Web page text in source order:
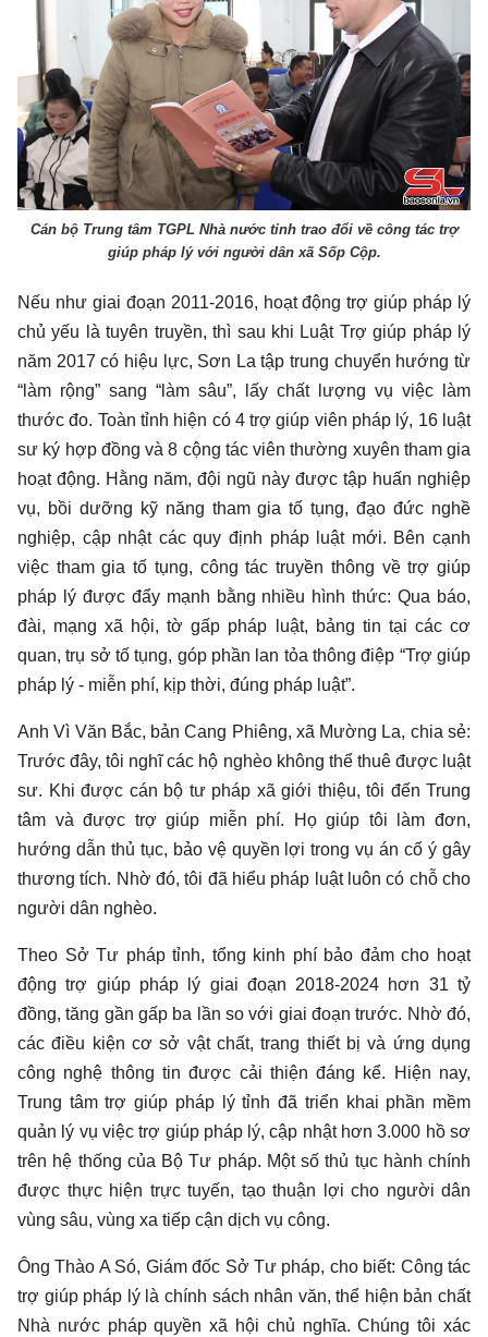
Cán bộ Trung tâm TGPL Nhà nước tỉnh trao đổi về công tác trợ
giúp pháp lý với người dân xã Sốp Cộp.
Nếu như giai đoạn 2011-2016, hoạt động trợ giúp pháp lý
chủ yếu là tuyên truyền, thì sau khi Luật Trợ giúp pháp lý
năm 2017 có hiệu lực, Sơn La tập trung chuyển hướng từ
“làm rộng” sang “làm sâu”, lấy chất lượng vụ việc làm
thước đo. Toàn tỉnh hiện có 4 trợ giúp viên pháp lý, 16 luật
sư ký hợp đồng và 8 cộng tác viên thường xuyên tham gia
hoạt động. Hằng năm, đội ngũ này được tập huấn nghiệp
vụ, bồi dưỡng kỹ năng tham gia tố tụng, đạo đức nghề
nghiệp, cập nhật các quy định pháp luật mới. Bên cạnh
việc tham gia tố tụng, công tác truyền thông về trợ giúp
pháp lý được đẩy mạnh bằng nhiều hình thức: Qua báo,
đài, mạng xã hội, tờ gấp pháp luật, bảng tin tại các cơ
quan, trụ sở tố tụng, góp phần lan tỏa thông điệp “Trợ giúp
pháp lý - miễn phí, kịp thời, đúng pháp luật”.
Anh Vì Văn Bắc, bản Cang Phiêng, xã Mường La, chia sẻ:
Trước đây, tôi nghĩ các hộ nghèo không thể thuê được luật
sư. Khi được cán bộ tư pháp xã giới thiệu, tôi đến Trung
tâm và được trợ giúp miễn phí. Họ giúp tôi làm đơn,
hướng dẫn thủ tục, bảo vệ quyền lợi trong vụ án cố ý gây
thương tích. Nhờ đó, tôi đã hiểu pháp luật luôn có chỗ cho
người dân nghèo.
Theo Sở Tư pháp tỉnh, tổng kinh phí bảo đảm cho hoạt
động trợ giúp pháp lý giai đoạn 2018-2024 hơn 31 tỷ
đồng, tăng gần gấp ba lần so với giai đoạn trước. Nhờ đó,
các điều kiện cơ sở vật chất, trang thiết bị và ứng dụng
công nghệ thông tin được cải thiện đáng kể. Hiện nay,
Trung tâm trợ giúp pháp lý tỉnh đã triển khai phần mềm
quản lý vụ việc trợ giúp pháp lý, cập nhật hơn 3.000 hồ sơ
trên hệ thống của Bộ Tư pháp. Một số thủ tục hành chính
được thực hiện trực tuyến, tạo thuận lợi cho người dân
vùng sâu, vùng xa tiếp cận dịch vụ công.
Ông Thào A Só, Giám đốc Sở Tư pháp, cho biết: Công tác
trợ giúp pháp lý là chính sách nhân văn, thể hiện bản chất
Nhà nước pháp quyền xã hội chủ nghĩa. Chúng tôi xác